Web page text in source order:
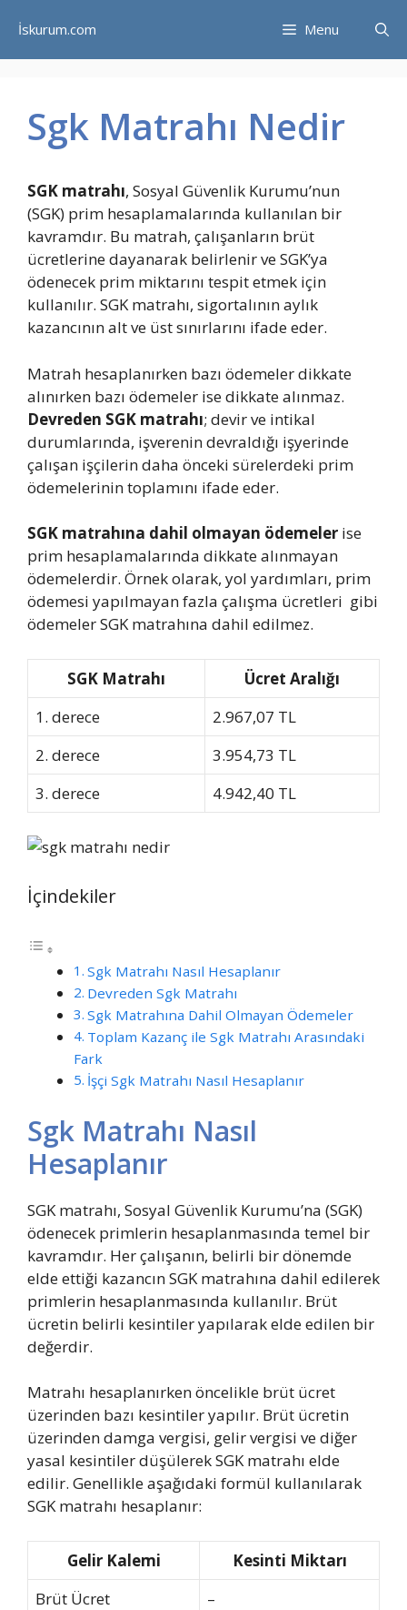
atlaİskurum.com Menu
Sgk Matrahı Nedir
SGK matrahı, Sosyal Güvenlik Kurumu’nun
(SGK) prim hesaplamalarında kullanılan bir
kavramdır. Bu matrah, çalışanların brüt
ücretlerine dayanarak belirlenir ve SGK’ya
ödenecek prim miktarını tespit etmek için
kullanılır. SGK matrahı, sigortalının aylık
kazancının alt ve üst sınırlarını ifade eder.
Matrah hesaplanırken bazı ödemeler dikkate
alınırken bazı ödemeler ise dikkate alınmaz.
Devreden SGK matrahı; devir ve intikal
durumlarında, işverenin devraldığı işyerinde
çalışan işçilerin daha önceki sürelerdeki prim
ödemelerinin toplamını ifade eder.
SGK matrahına dahil olmayan ödemeler ise
prim hesaplamalarında dikkate alınmayan
ödemelerdir. Örnek olarak, yol yardımları, prim
ödemesi yapılmayan fazla çalışma ücretleri gibi
ödemeler SGK matrahına dahil edilmez.
SGK Matrahı
Ücret Aralığı
1. derece
2.967,07 TL
2. derece
3.954,73 TL
3. derece
4.942,40 TL
İçindekiler
Sgk Matrahı Nasıl Hesaplanır
Devreden Sgk Matrahı
Sgk Matrahına Dahil Olmayan Ödemeler
Toplam Kazanç ile Sgk Matrahı Arasındaki
Fark
İşçi Sgk Matrahı Nasıl Hesaplanır
Sgk Matrahı Nasıl
Hesaplanır
SGK matrahı, Sosyal Güvenlik Kurumu’na (SGK)
ödenecek primlerin hesaplanmasında temel bir
kavramdır. Her çalışanın, belirli bir dönemde
elde ettiği kazancın SGK matrahına dahil edilerek
primlerin hesaplanmasında kullanılır. Brüt
ücretin belirli kesintiler yapılarak elde edilen bir
değerdir.
Matrahı hesaplanırken öncelikle brüt ücret
üzerinden bazı kesintiler yapılır. Brüt ücretin
üzerinden damga vergisi, gelir vergisi ve diğer
yasal kesintiler düşülerek SGK matrahı elde
edilir. Genellikle aşağıdaki formül kullanılarak
SGK matrahı hesaplanır:
Gelir Kalemi
Kesinti Miktarı
Brüt Ücret
–